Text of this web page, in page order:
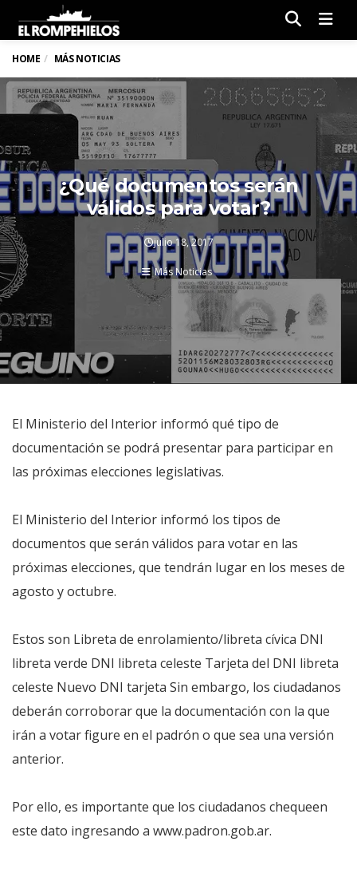
HOME MÁS NOTICIAS
¿Qué documentos serán
válidos para votar?
julio 18, 2017
Más Noticias
El Ministerio del Interior informó qué tipo de
documentación se podrá presentar para participar en
las próximas elecciones legislativas.
El Ministerio del Interior informó los tipos de
documentos que serán válidos para votar en las
próximas elecciones, que tendrán lugar en los meses de
agosto y octubre.
Estos son Libreta de enrolamiento/libreta cívica DNI
libreta verde DNI libreta celeste Tarjeta del DNI libreta
celeste Nuevo DNI tarjeta Sin embargo, los ciudadanos
deberán corroborar que la documentación con la que
irán a votar figure en el padrón o que sea una versión
anterior.
Por ello, es importante que los ciudadanos chequeen
este dato ingresando a www.padron.gob.ar.